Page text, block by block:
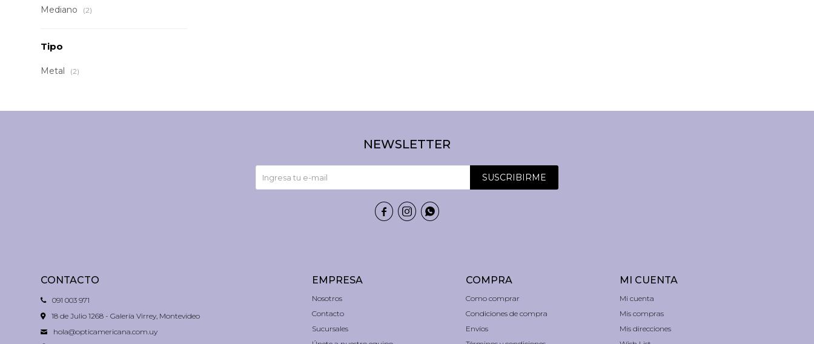
Mediano (2)
Tipo
Metal (2)
CONTACTO
091 003 971
18 de Julio 1268 - Galería Virrey, Montevideo
hola@opticamericana.com.uy
EMPRESA
Nosotros
Contacto
Sucursales
COMPRA
Como comprar
Condiciones de compra
Envíos
MI CUENTA
Mi cuenta
Mis compras
Mis direcciones
NEWSLETTER
SUSCRIBIRME
  